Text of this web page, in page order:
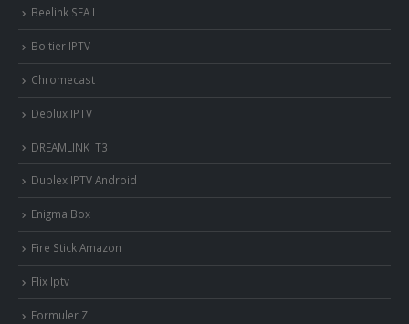
Beelink SEA I
Boitier IPTV
Chromecast
Deplux IPTV
DREAMLINK T3
Duplex IPTV Android
Enigma Box
Fire Stick Amazon
Flix Iptv
Formuler Z